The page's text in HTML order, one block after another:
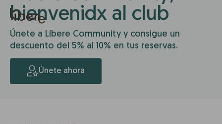
bienvenidx al club
Únete a Líbere Community y consigue un
descuento del 5% al 10% en tus reservas.
Únete ahora